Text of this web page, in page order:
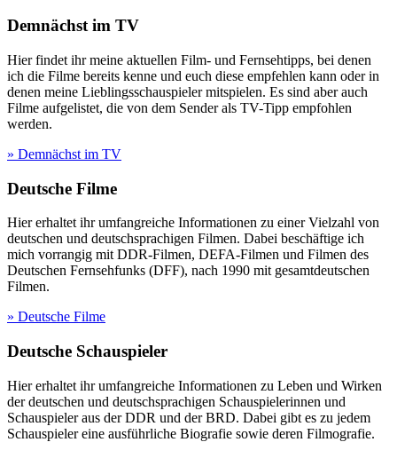
Demnächst im TV
Hier findet ihr meine aktuellen Film- und Fernsehtipps, bei denen
ich die Filme bereits kenne und euch diese empfehlen kann oder in
denen meine Lieblingsschauspieler mitspielen. Es sind aber auch
Filme aufgelistet, die von dem Sender als TV-Tipp empfohlen
werden.
» Demnächst im TV
Deutsche Filme
Hier erhaltet ihr umfangreiche Informationen zu einer Vielzahl von
deutschen und deutschsprachigen Filmen. Dabei beschäftige ich
mich vorrangig mit DDR-Filmen, DEFA-Filmen und Filmen des
Deutschen Fernsehfunks (DFF), nach 1990 mit gesamtdeutschen
Filmen.
» Deutsche Filme
Deutsche Schauspieler
Hier erhaltet ihr umfangreiche Informationen zu Leben und Wirken
der deutschen und deutschsprachigen Schauspielerinnen und
Schauspieler aus der DDR und der BRD. Dabei gibt es zu jedem
Schauspieler eine ausführliche Biografie sowie deren Filmografie.